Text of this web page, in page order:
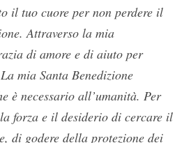
il tuo cuore per non perdere il
Attraverso la mia
di amore e di aiuto per
mia Santa Benedizione
è necessario all’umanità. Per
forza e il desiderio di cercare il
di godere della protezione dei